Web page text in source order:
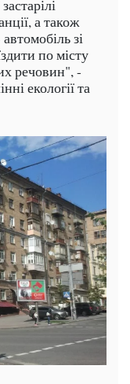
а також
зі
по місту
речовин", -
екології та